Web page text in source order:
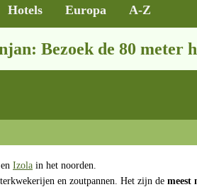
Hotels Europa A-Z
Bezoek de 80 meter
Izola in het noorden.
en zoutpannen. Het zijn de meest